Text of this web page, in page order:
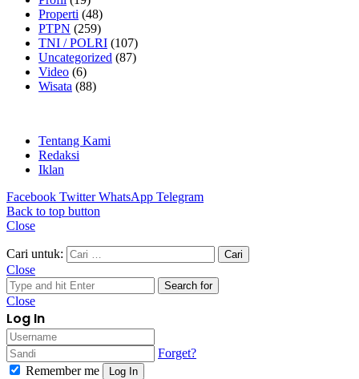
Properti (48)
PTPN (259)
TNI / POLRI (107)
Uncategorized (87)
Video (6)
Wisata (88)
Tentang Kami
Redaksi
Iklan
Facebook Twitter WhatsApp Telegram
Back to top button
Close
Cari untuk:
Close
Search for
Close
Log In
Forget?
Remember me
Log In